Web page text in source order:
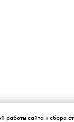
работы сайта и сбора